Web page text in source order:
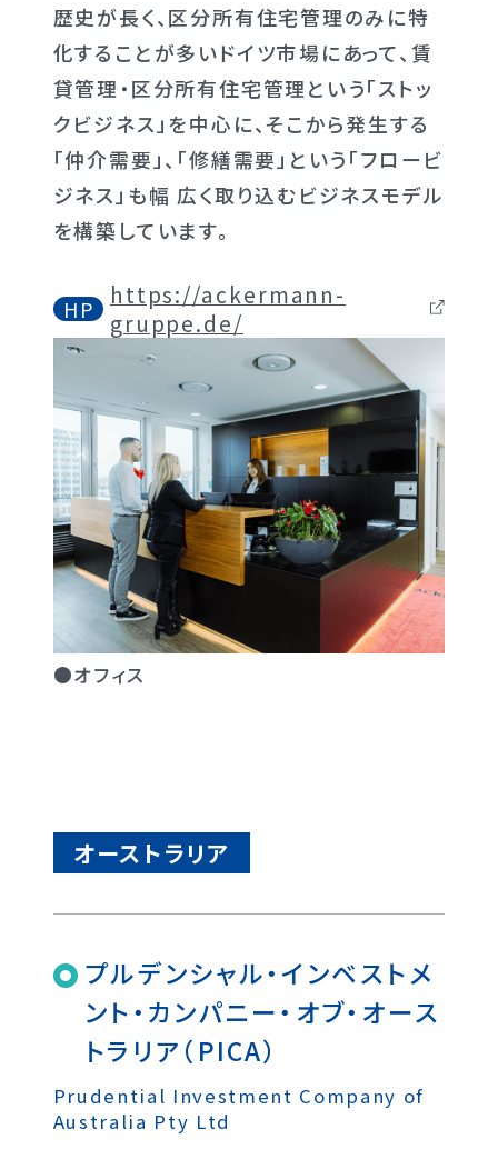
歴史が長く、区分所有住宅管理のみに特
化することが多いドイツ市場にあって、賃
貸管理・区分所有住宅管理という「ストッ
クビジネス」を中心に、そこから発生する
「仲介需要」、「修繕需要」という「フロービ
ジネス」も幅 広く取り込むビジネスモデル
を構築しています。
HP
https://ackermann-
gruppe.de/
●オフィス
オーストラリア
プルデンシャル・インベストメ
ント・カンパニー・オブ・オース
トラリア（PICA）
Prudential Investment Company of
Australia Pty Ltd